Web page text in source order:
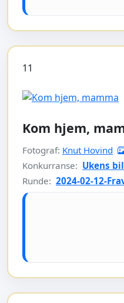
11
Kom hjem,
Fotograf: Knut Hovind
Konkurranse: Ukens
Runde: 2024-02-12-